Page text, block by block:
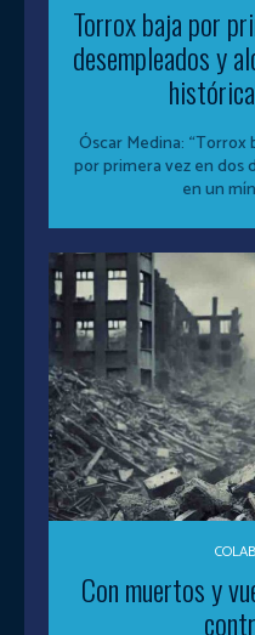
Torrox baja por
desempleados y
Óscar Medina: “Torrox
por primera vez en dos
en un
Con muertos y